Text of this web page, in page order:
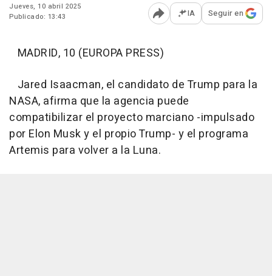
Jueves, 10 abril 2025
Publicado: 13:43
Abrir opciones para
IA Seguir en
MADRID, 10 (EUROPA PRESS)
Jared Isaacman, el candidato de Trump para la
NASA, afirma que la agencia puede
compatibilizar el proyecto marciano -impulsado
por Elon Musk y el propio Trump- y el programa
Artemis para volver a la Luna.